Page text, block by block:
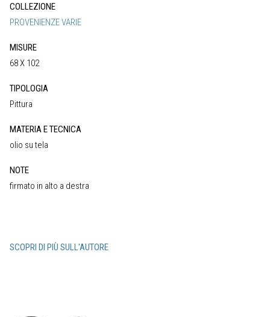
COLLEZIONE
PROVENIENZE VARIE
MISURE
68 X 102
TIPOLOGIA
Pittura
MATERIA E TECNICA
olio su tela
NOTE
firmato in alto a destra
SCOPRI DI PIÙ SULL'AUTORE